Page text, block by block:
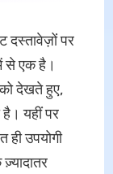
दस्तावेज़ों पर
से एक है।
देखते हुए,
यहीं पर
उपयोगी